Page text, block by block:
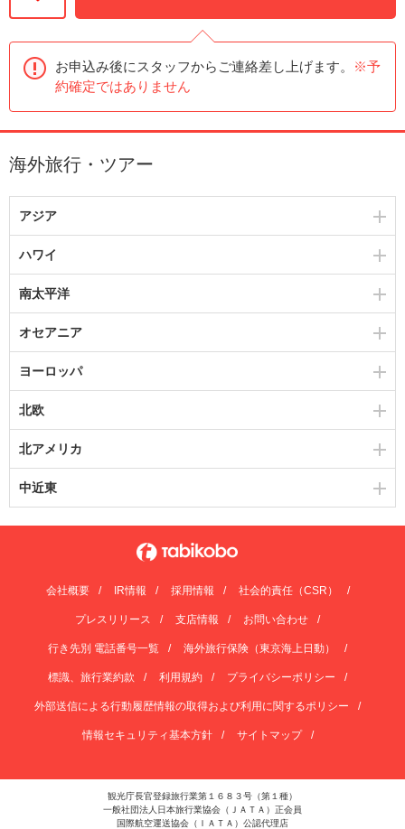
お申込み後にスタッフからご連絡差し上げます。
※予
約確定ではありません
海外旅行・ツアー
アジア
ハワイ
南太平洋
オセアニア
ヨーロッパ
北欧
北アメリカ
中近東
会社概要 IR情報 採用情報 社会的責任（CSR）
プレスリリース 支店情報 お問い合わせ
行き先別 電話番号一覧 海外旅行保険（東京海上日動）
標識、旅行業約款 利用規約 プライバシーポリシー
外部送信による行動履歴情報の取得および利用に関するポリシー
情報セキュリティ基本方針 サイトマップ
観光庁長官登録旅行業第１６８３号（第１種）
一般社団法人日本旅行業協会（ＪＡＴＡ）正会員
国際航空運送協会（ＩＡＴＡ）公認代理店